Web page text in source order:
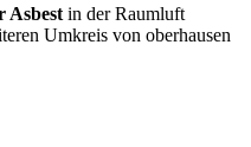
Asbest in der Raumluft
Umkreis von oberhausen